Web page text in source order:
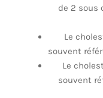
de 2 sous
Le
souvent
Le
souvent